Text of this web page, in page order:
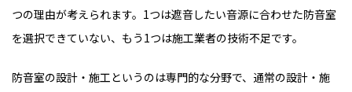
つの理由が考えられます。1つは遮音したい音源に合わせた防音室
を選択できていない、もう1つは施工業者の技術不足です。
防音室の設計・施工というのは専門的な分野で、通常の設計・施